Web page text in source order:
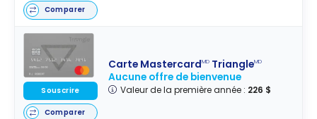
Comparer
Carte MastercardMD TriangleMD
Aucune offre de bienvenue
Valeur de la première année : 226 $
Souscrire
Comparer